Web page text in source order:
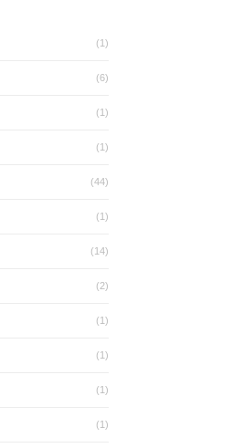
(1)
(6)
(1)
(1)
(44)
(1)
(14)
(2)
(1)
(1)
(1)
(1)